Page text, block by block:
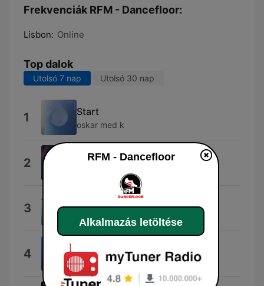
Frekvenciák RFM - Dancefloor:
Lisbon: Online
Top dalok
Utolsó 7 nap Utolsó 30 nap
1 Start
oskar med k
2 Save Me
3 Four To the Floor
4 Bebe Rexha
RFM - Dancefloor
Alkalmazás letöltése